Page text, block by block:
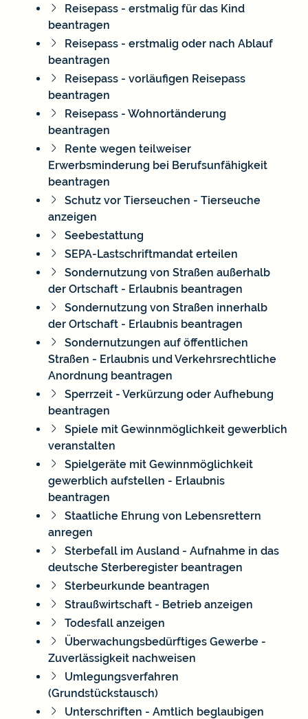
Reisepass - erstmalig für das Kind
beantragen
Reisepass - erstmalig oder nach Ablauf
beantragen
Reisepass - vorläufigen Reisepass
beantragen
Reisepass - Wohnortänderung
beantragen
Rente wegen teilweiser
Erwerbsminderung bei Berufsunfähigkeit
beantragen
Schutz vor Tierseuchen - Tierseuche
anzeigen
Seebestattung
SEPA-Lastschriftmandat erteilen
Sondernutzung von Straßen außerhalb
der Ortschaft - Erlaubnis beantragen
Sondernutzung von Straßen innerhalb
der Ortschaft - Erlaubnis beantragen
Sondernutzungen auf öffentlichen
Straßen - Erlaubnis und Verkehrsrechtliche
Anordnung beantragen
Sperrzeit - Verkürzung oder Aufhebung
beantragen
Spiele mit Gewinnmöglichkeit gewerblich
veranstalten
Spielgeräte mit Gewinnmöglichkeit
gewerblich aufstellen - Erlaubnis
beantragen
Staatliche Ehrung von Lebensrettern
anregen
Sterbefall im Ausland - Aufnahme in das
deutsche Sterberegister beantragen
Sterbeurkunde beantragen
Straußwirtschaft - Betrieb anzeigen
Todesfall anzeigen
Überwachungsbedürftiges Gewerbe -
Zuverlässigkeit nachweisen
Umlegungsverfahren
(Grundstückstausch)
Unterschriften - Amtlich beglaubigen